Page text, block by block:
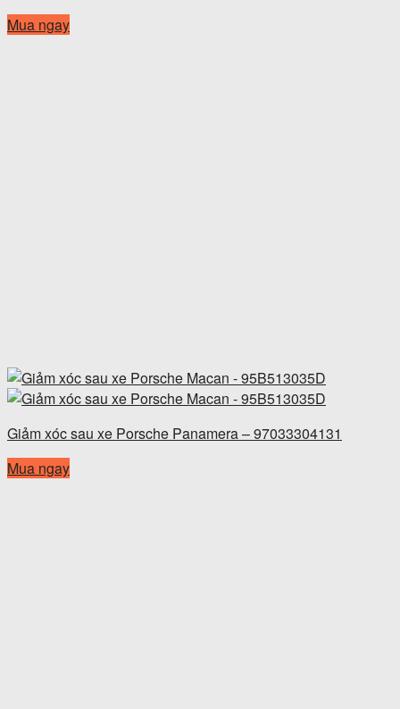
Mua ngay
Giảm xóc sau xe Porsche Panamera – 97033304131
Mua ngay